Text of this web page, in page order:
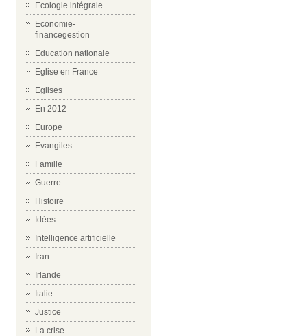
Ecologie intégrale
Economie-
financegestion
Education nationale
Eglise en France
Eglises
En 2012
Europe
Evangiles
Famille
Guerre
Histoire
Idées
Intelligence artificielle
Iran
Irlande
Italie
Justice
La crise